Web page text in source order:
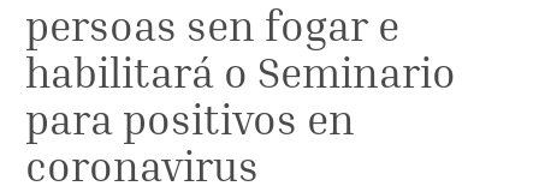
persoas sen fogar e
habilitará o Seminario
para positivos en
coronavirus